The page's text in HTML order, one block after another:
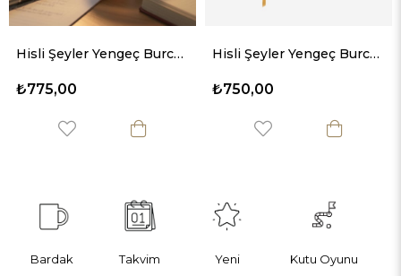
Hisli Şeyler Yengeç Burcu Cam Kupa Hisli Şeyler Yengeç Burcu Sert Kapaklı Defter
₺750,00 ₺250,00
Bardak Takvim Yeni Kutu Oyunu